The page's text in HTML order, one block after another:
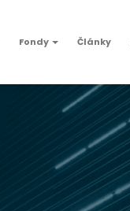
Fondy Články